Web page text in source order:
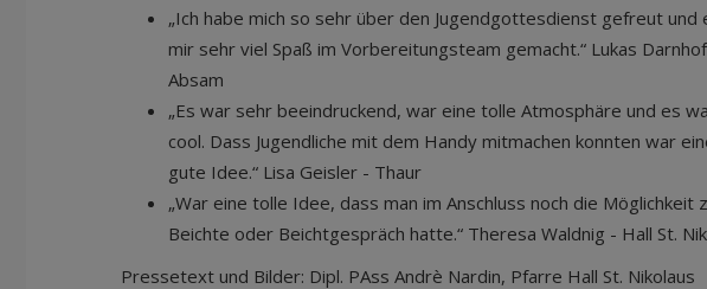
„Ich habe mich so sehr über den Jugendgottesdienst gefreut und
mir sehr viel Spaß im Vorbereitungsteam gemacht.“ Lukas
Absam
„Es war sehr beeindruckend, war eine tolle Atmosphäre und es
cool. Dass Jugendliche mit dem Handy mitmachen konnten war
gute Idee.“ Lisa Geisler - Thaur
„War eine tolle Idee, dass man im Anschluss noch die Möglichkeit
Beichte oder Beichtgespräch hatte.“ Theresa Waldnig - Hall St.
Pressetext und Bilder: Dipl. PAss Andrè Nardin, Pfarre Hall St. Nikolaus